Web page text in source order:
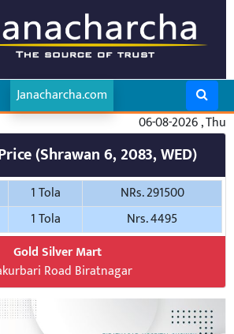
Janacharcha.com
06-08-2026 , Thu
(Shrawan 6, 2083, WED)
1 Tola
NRs. 291500
1 Tola
Nrs. 4495
Gold Silver Mart
Road Biratnagar